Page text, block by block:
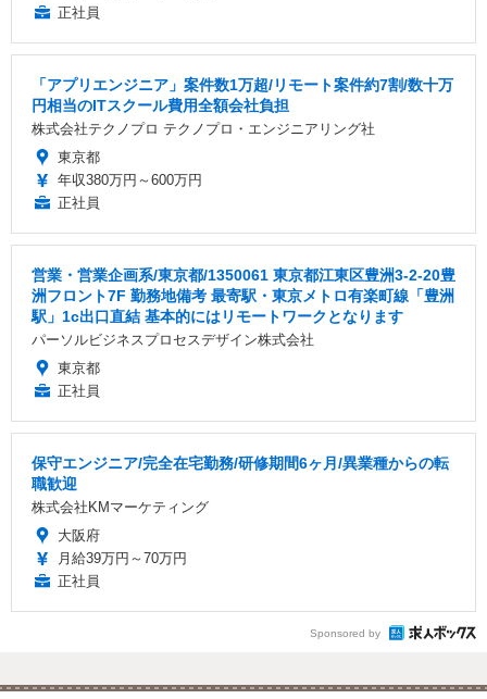
正社員
「アプリエンジニア」案件数1万超/リモート案件約7割/数十万
円相当のITスクール費用全額会社負担
株式会社テクノプロ テクノプロ・エンジニアリング社
東京都
年収380万円～600万円
正社員
営業・営業企画系/東京都/1350061 東京都江東区豊洲3-2-20豊
洲フロント7F 勤務地備考 最寄駅・東京メトロ有楽町線「豊洲
駅」1c出口直結 基本的にはリモートワークとなります
パーソルビジネスプロセスデザイン株式会社
東京都
正社員
保守エンジニア/完全在宅勤務/研修期間6ヶ月/異業種からの転
職歓迎
株式会社KMマーケティング
大阪府
月給39万円～70万円
正社員
Sponsored by